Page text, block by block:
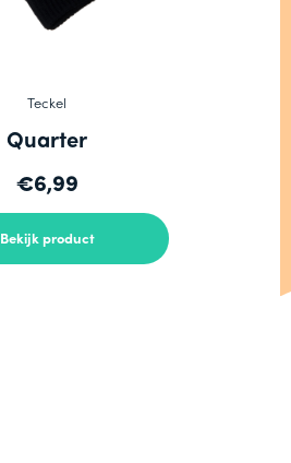
Teckel
Quarter
€6,99
Bekijk product